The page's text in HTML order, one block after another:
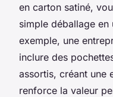
en carton satiné,
simple déballage en
exemple, une
inclure des
assortis, créant une
renforce la valeur